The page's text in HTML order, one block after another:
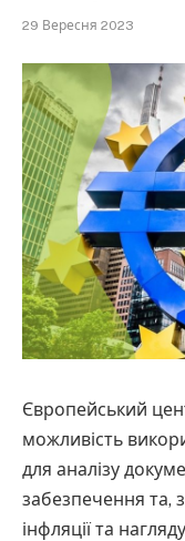
29 Вересня 2023
Європейський
можливість
для аналізу
забезпечення та,
інфляції та